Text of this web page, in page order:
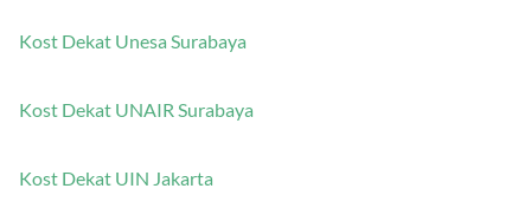
Kost Dekat Unesa Surabaya
Kost Dekat UNAIR Surabaya
Kost Dekat UIN Jakarta